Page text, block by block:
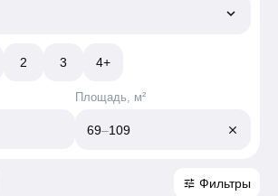
keyboard_arrow_down
2 3 4+
Площадь, м²
69–109 close
tune Фильтры